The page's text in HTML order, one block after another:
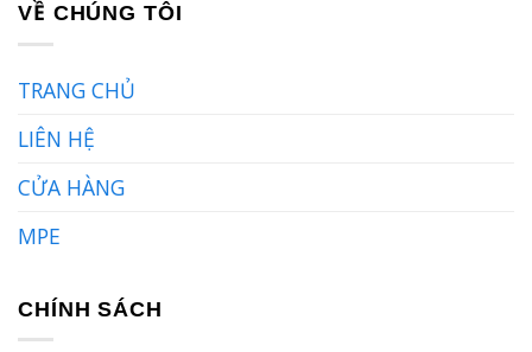
VỀ CHÚNG TÔI
TRANG CHỦ
LIÊN HỆ
CỬA HÀNG
MPE
CHÍNH SÁCH